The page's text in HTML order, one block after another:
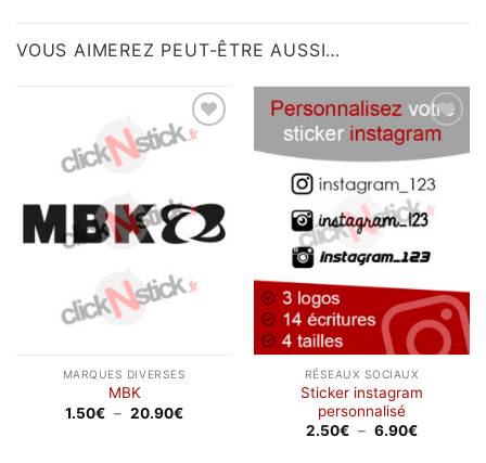
VOUS AIMEREZ PEUT-ÊTRE AUSSI…
Ajouter
MARQUES DIVERSES
MBK
1.50€ – 20.90€Plage
Ajouter
à la
RÉSEAUX SOCIAUX
Sticker instagram
personnalisé
2.50€ – 6.90€Plage